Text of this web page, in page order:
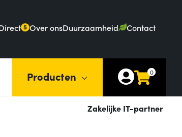
5 Over onsDuurzaamheid Contact
Producten 0
Zakelijke IT-partner